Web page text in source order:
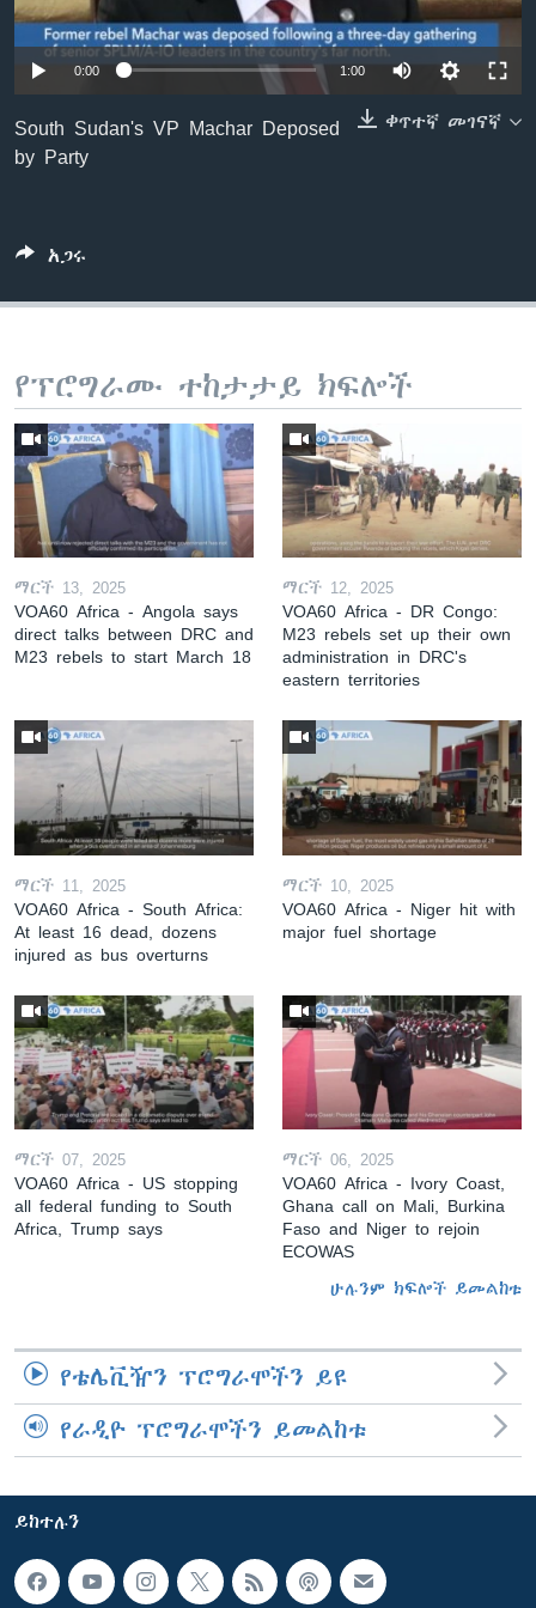
0:00 1:00
ቀጥተኛ መገናኛ
South Sudan's VP Machar Deposed
by Party
አጋሩ
የፕሮግራሙ ተከታታይ ክፍሎች
ማርች 13, 2025
VOA60 Africa - Angola says
direct talks between DRC and
M23 rebels to start March 18
ማርች 12, 2025
VOA60 Africa - DR Congo:
M23 rebels set up their own
administration in DRC's
eastern territories
ማርች 11, 2025
VOA60 Africa - South Africa:
At least 16 dead, dozens
injured as bus overturns
ማርች 10, 2025
VOA60 Africa - Niger hit with
major fuel shortage
ማርች 07, 2025
VOA60 Africa - US stopping
all federal funding to South
Africa, Trump says
ማርች 06, 2025
VOA60 Africa - Ivory Coast,
Ghana call on Mali, Burkina
Faso and Niger to rejoin
ECOWAS
ሁሉንም ክፍሎች ይመልከቱ
የቴሌቪዥን ፕሮግራሞችን ይዩ
የራዲዮ ፕሮግራሞችን ይመልከቱ
ይከተሉን